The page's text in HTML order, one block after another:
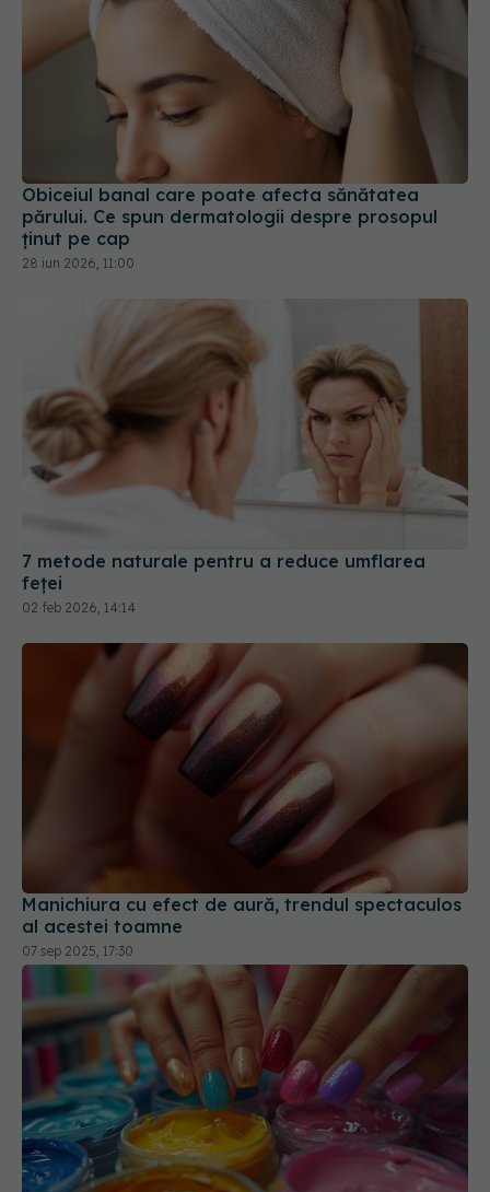
Obiceiul banal care poate afecta sănătatea
părului. Ce spun dermatologii despre prosopul
ținut pe cap
28 iun 2026, 11:00
feței
02 feb 2026, 14:14
Manichiura cu efect de aură, trendul spectaculos
al acestei toamne
07 sep 2025, 17:30